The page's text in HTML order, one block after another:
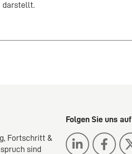
darstellt.
Fortschritt &
sind
Folgen Sie uns auf